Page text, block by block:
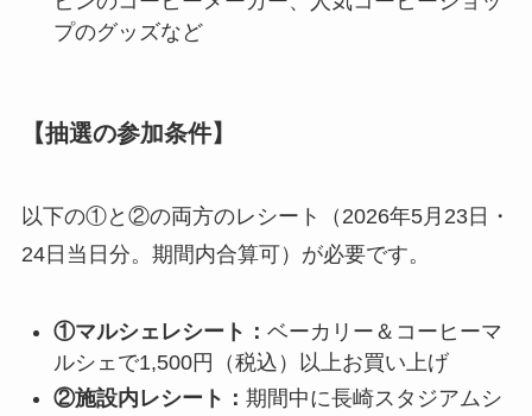
プのグッズなど
【抽選の参加条件】
以下の①と②の両方のレシート（2026年5月23日・
24日当日分。期間内合算可）が必要です。
①マルシェレシート： ベーカリー＆コーヒーマ
ルシェで1,500円（税込）以上お買い上げ
②施設内レシート： 期間中に長崎スタジアムシ